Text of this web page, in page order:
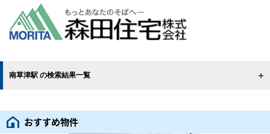
南草津駅 の検索結果一覧
おすすめ物件